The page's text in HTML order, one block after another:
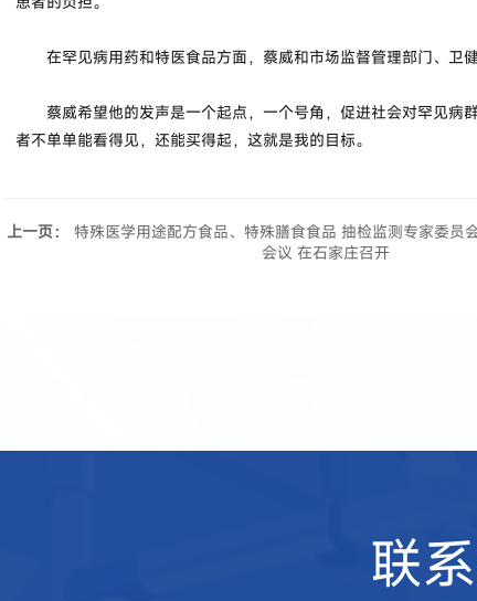
在罕见病用药和特医食品方面，蔡威和市场监督管理部门、卫
蔡威希望他的发声是一个起点，一个号角，促进社会对罕见病
者不单单能看得见，还能买得起，这就是我的目标。
上一页：
特殊医学用途配方食品、特殊膳食食品 抽检监测专家委员
会议 在石家庄召开
联